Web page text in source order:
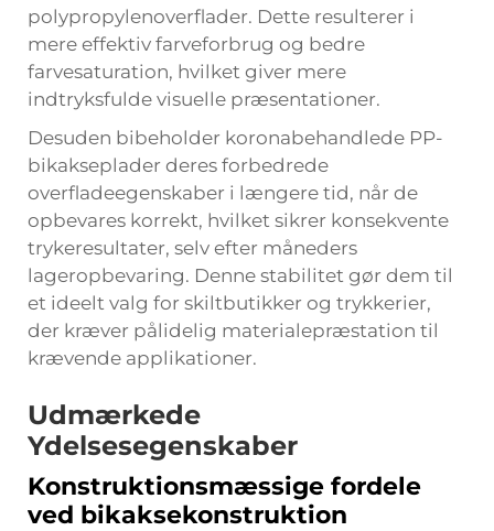
polypropylenoverflader. Dette resulterer i
mere effektiv farveforbrug og bedre
farvesaturation, hvilket giver mere
indtryksfulde visuelle præsentationer.
Desuden bibeholder koronabehandlede PP-
bikakseplader deres forbedrede
overfladeegenskaber i længere tid, når de
opbevares korrekt, hvilket sikrer konsekvente
trykeresultater, selv efter måneders
lageropbevaring. Denne stabilitet gør dem til
et ideelt valg for skiltbutikker og trykkerier,
der kræver pålidelig materialepræstation til
krævende applikationer.
Udmærkede
Ydelsesegenskaber
Konstruktionsmæssige fordele
ved bikaksekonstruktion